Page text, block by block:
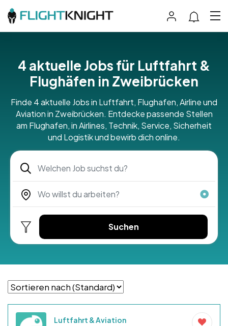
4 aktuelle Jobs für Luftfahrt &
Flughäfen in Zweibrücken
Finde 4 aktuelle Jobs in Luftfahrt, Flughafen, Airline und
Aviation in Zweibrücken. Entdecke passende Stellen
am Flughafen, in Airlines, Technik, Service, Sicherheit
und Logistik und bewirb dich online.
Suchen
Luftfahrt & Aviation